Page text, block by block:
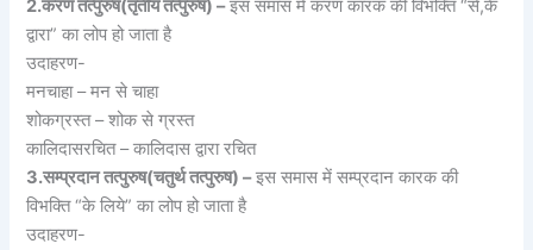
2.करण तत्पुरुष(तृतीय तत्पुरुष) –इस समास में करण कारक की विभक्ति “से,के
द्वारा” का लोप हो जाता है
उदाहरण-
मनचाहा – मन से चाहा
शोकग्रस्त – शोक से ग्रस्त
कालिदासरचित – कालिदास द्वारा रचित
3.सम्प्रदान तत्पुरुष(चतुर्थ तत्पुरुष) –इस समास में सम्प्रदान कारक की
विभक्ति “के लिये” का लोप हो जाता है
उदाहरण-